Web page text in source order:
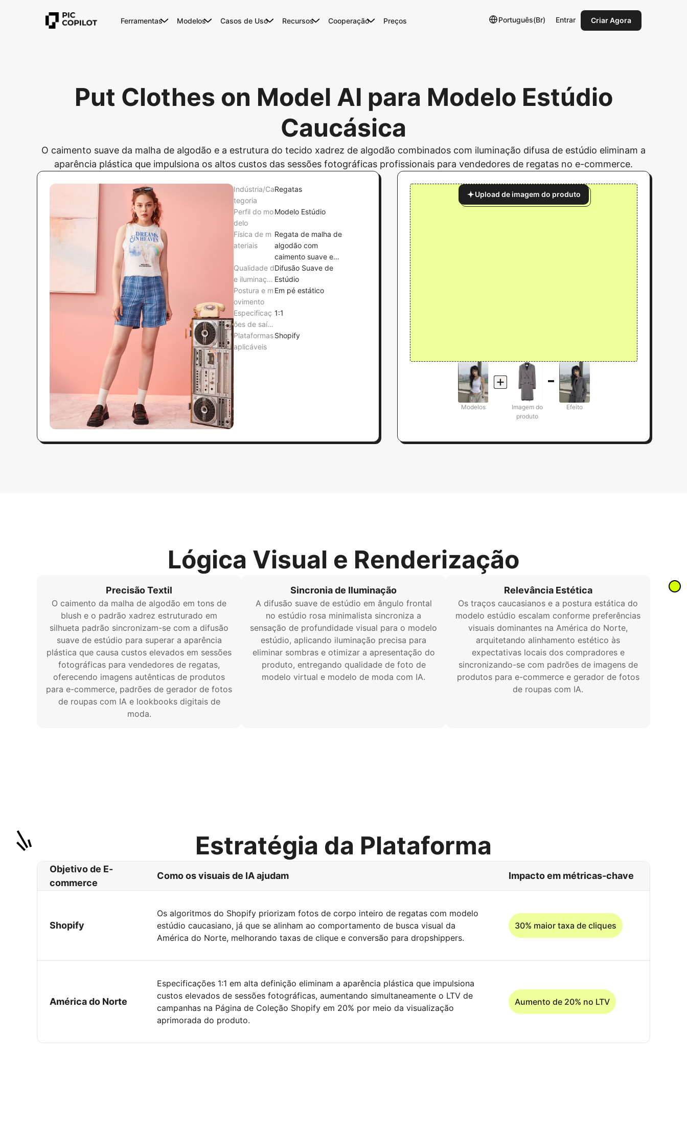
Ferramentas Modelos Casos de Uso Recursos Cooperação Preços Português(Br) Entrar Criar Agora
Put Clothes on Model AI para Modelo Estúdio
Caucásica
O caimento suave da malha de algodão e a estrutura do tecido xadrez de algodão combinados com iluminação difusa de estúdio eliminam a
aparência plástica que impulsiona os altos custos das sessões fotográficas profissionais para vendedores de regatas no e-commerce.
Indústria/Ca
tegoria
Regatas
Perfil do mo
delo
Modelo Estúdio
Física de m
ateriais
Regata de malha de
algodão com
caimento suave e
bermudas de tecido
xadrez de algodão
com tecido
Qualidade d
e iluminaçã
o
Difusão Suave de
Estúdio
Postura e m
ovimento
Em pé estático
Especificaç
ões de saíd
a
1:1
Plataformas
aplicáveis
Shopify
Upload de imagem do produto
Modelos
Imagem do
produto
Efeito
Lógica Visual e Renderização
Precisão Textil
O caimento da malha de algodão em tons de
blush e o padrão xadrez estruturado em
silhueta padrão sincronizam-se com a difusão
suave de estúdio para superar a aparência
plástica que causa custos elevados em sessões
fotográficas para vendedores de regatas,
oferecendo imagens autênticas de produtos
para e-commerce, padrões de gerador de fotos
de roupas com IA e lookbooks digitais de
moda.
Sincronia de Iluminação
A difusão suave de estúdio em ângulo frontal
no estúdio rosa minimalista sincroniza a
sensação de profundidade visual para o modelo
estúdio, aplicando iluminação precisa para
eliminar sombras e otimizar a apresentação do
produto, entregando qualidade de foto de
modelo virtual e modelo de moda com IA.
Relevância Estética
Os traços caucasianos e a postura estática do
modelo estúdio escalam conforme preferências
visuais dominantes na América do Norte,
arquitetando alinhamento estético às
expectativas locais dos compradores e
sincronizando-se com padrões de imagens de
produtos para e-commerce e gerador de fotos
de roupas com IA.
Estratégia da Plataforma
Objetivo de E-
commerce
Como os visuais de IA ajudam Impacto em métricas-chave
Shopify
Os algoritmos do Shopify priorizam fotos de corpo inteiro de regatas com modelo
estúdio caucasiano, já que se alinham ao comportamento de busca visual da
América do Norte, melhorando taxas de clique e conversão para dropshippers.
30% maior taxa de cliques
América do Norte
Especificações 1:1 em alta definição eliminam a aparência plástica que impulsiona
custos elevados de sessões fotográficas, aumentando simultaneamente o LTV de
campanhas na Página de Coleção Shopify em 20% por meio da visualização
aprimorada do produto.
Aumento de 20% no LTV